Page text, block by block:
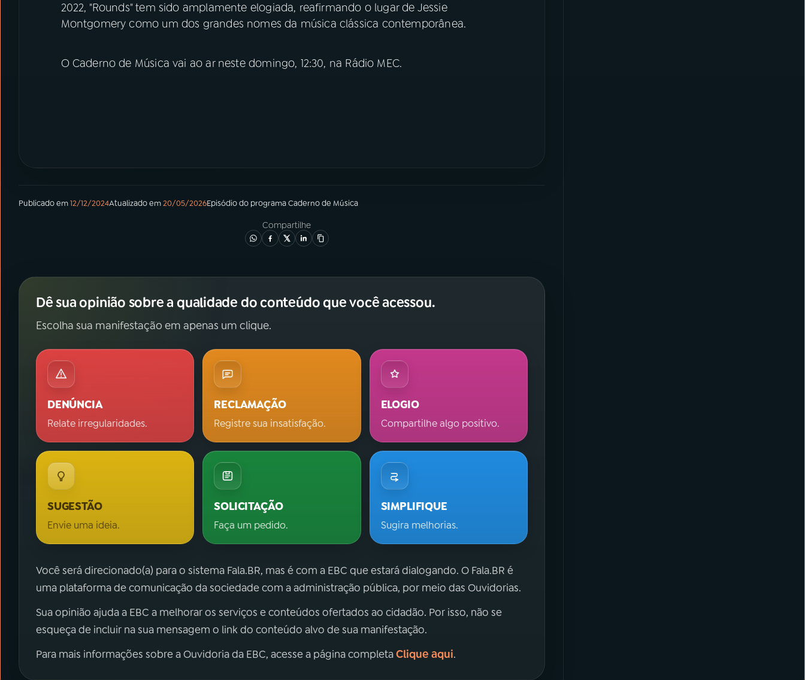
2022, "Rounds" tem sido amplamente elogiada, reafirmando o lugar de Jessie
Montgomery como um dos grandes nomes da música clássica contemporânea.
O Caderno de Música vai ao ar neste domingo, 12:30, na Rádio MEC.
Publicado em12/12/2024Atualizado em20/05/2026Episódiodo programaCaderno de Música
Compartilhe
Dê sua opinião sobre a qualidade do conteúdo que você acessou.
Escolha sua manifestação em apenas um clique.
DENÚNCIA
Relate irregularidades.
RECLAMAÇÃO
Registre sua insatisfação.
ELOGIO
Compartilhe algo positivo.
SUGESTÃO
Envie uma ideia.
SOLICITAÇÃO
Faça um pedido.
SIMPLIFIQUE
Sugira melhorias.
Você será direcionado(a) para o sistema Fala.BR, mas é com a EBC que estará dialogando. O Fala.BR é
uma plataforma de comunicação da sociedade com a administração pública, por meio das Ouvidorias.
Sua opinião ajuda a EBC a melhorar os serviços e conteúdos ofertados ao cidadão. Por isso, não se
esqueça de incluir na sua mensagem o link do conteúdo alvo de sua manifestação.
Para mais informações sobre a Ouvidoria da EBC, acesse a página completaClique aqui.